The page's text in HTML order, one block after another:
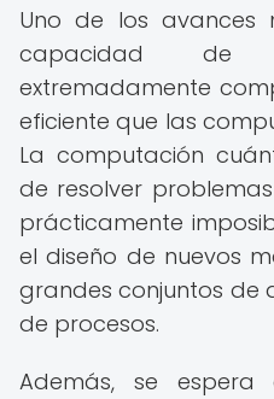
Uno de los avances
capacidad de
extremadamente
eficiente que las
La computación
de resolver
prácticamente
el diseño de nuevos
grandes conjuntos de
de procesos.
Además, se